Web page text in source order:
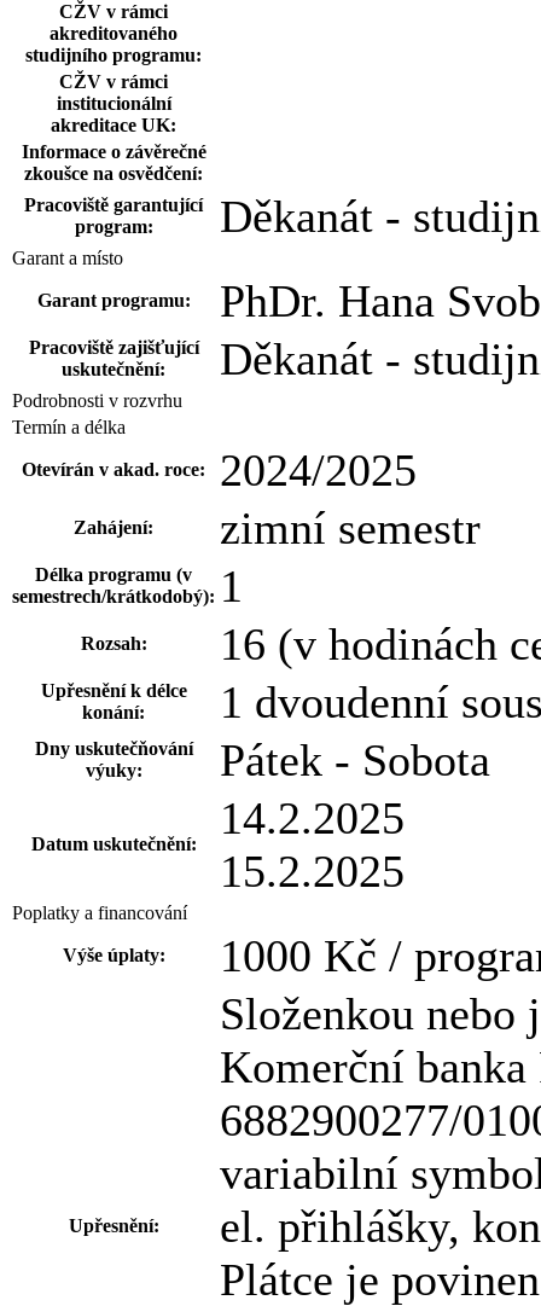
CŽV v rámci
akreditovaného
studijního programu:
CŽV v rámci
institucionální
akreditace UK:
Informace o závěrečné
zkoušce na osvědčení:
Pracoviště garantující
program:
Děkanát -
Garant a místo
Garant programu: PhDr. Hana
Pracoviště zajišťující
uskutečnění:
Děkanát -
Podrobnosti v rozvrhu
Termín a délka
Otevírán v akad. roce: 2024/2025
Zahájení: zimní semestr
Délka programu (v
semestrech/krátkodobý): 1
Rozsah: 16 (v hodinách
Upřesnění k délce
konání:
1 dvoudenní
Dny uskutečňování
výuky:
Pátek - Sobota
Datum uskutečnění:
14.2.2025
15.2.2025
Poplatky a financování
Výše úplaty: 1000 Kč /
Upřesnění:
Složenkou
Komerční
6882900277/
variabilní
el. přihlášky,
Plátce je